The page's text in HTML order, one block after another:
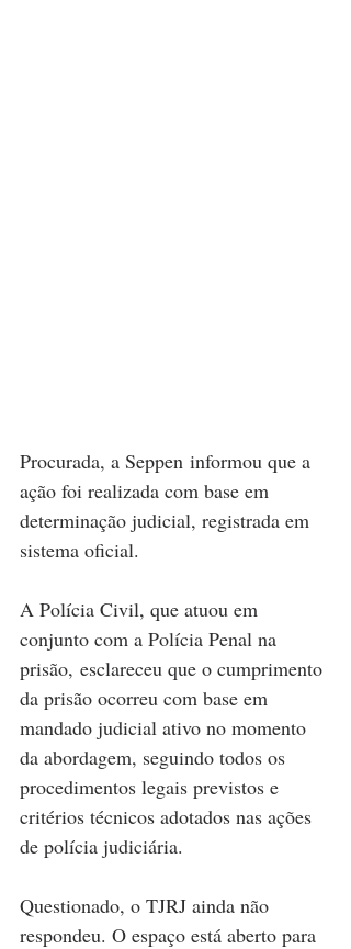
Procurada, a Seppen informou que a
ação foi realizada com base em
determinação judicial, registrada em
sistema oficial.
A Polícia Civil, que atuou em
conjunto com a Polícia Penal na
prisão, esclareceu que o cumprimento
da prisão ocorreu com base em
mandado judicial ativo no momento
da abordagem, seguindo todos os
procedimentos legais previstos e
critérios técnicos adotados nas ações
de polícia judiciária.
Questionado, o TJRJ ainda não
respondeu. O espaço está aberto para